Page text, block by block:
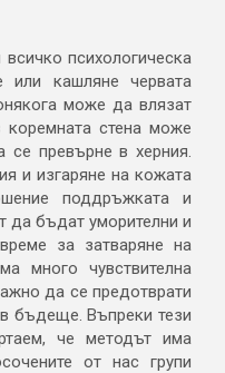
психологическа
или кашляне червата
може да влязат
коремната стена може
превърне в херния.
и изгаряне на кожата
поддръжката и
да бъдат уморителни и
за затваряне на
много чувствителна
да се предотврати
бъдеще. Въпреки тези
че методът има
от нас групи